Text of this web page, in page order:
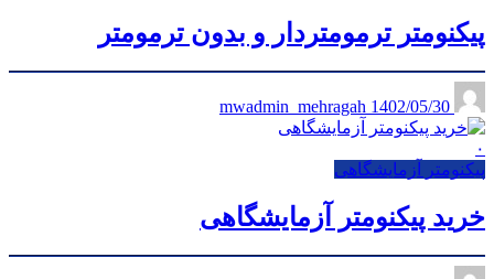
پیکنومتر ترمومتردار و بدون ترمومتر
1402/05/30
۰
پیکنومتر آزمایشگاهی
خرید پیکنومتر آزمایشگاهی